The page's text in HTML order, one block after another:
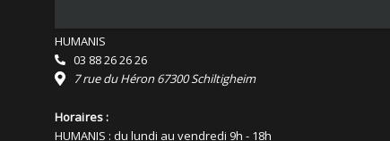
HUMANIS
03 88 26 26 26
7 rue du Héron 67300 Schiltigheim
Horaires :
HUMANIS : du lundi au vendredi 9h - 18h